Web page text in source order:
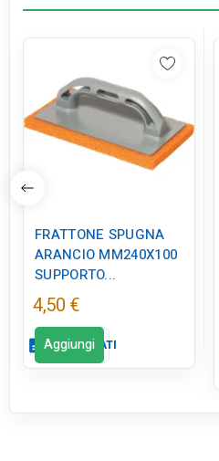
FRATTONE SPUGNA
ARANCIO MM240X100
SUPPORTO...
4,50 €
descriptionSCHEDA DATI
Scheda dati close
Aggiungi